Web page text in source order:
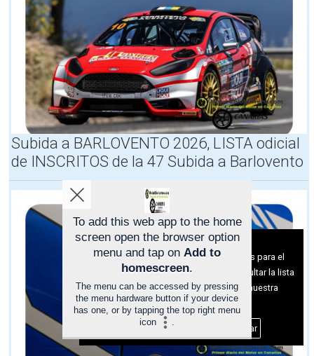
M
A
N
O
T
A
,
E
l
5
2
º
R
l
l
y
e
I
s
l
a
T
e
n
e
r
Subida a BARLOVENTO 2026, LISTA odicial
de INSCRITOS de la 47 Subida a Barlovento
Aviso sobre el Uso de cookies:
Utilizamos cookies nuestras y de terceros para el
funcionamiento del digital. Puedes consultar la lista
de cookies y como desconectarlas.Ver nuestra
Política de Privacidad y Cookies
Aceptar Cookies Personalizar
To add this web app to the home
screen open the browser option
menu and tap on Add to
homescreen.
The menu can be accessed by pressing
the menu hardware button if your device
has one, or by tapping the top right menu
icon
.